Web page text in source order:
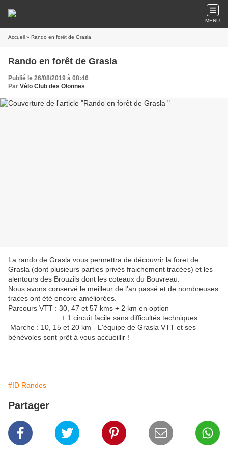
MENU
Accueil » Rando en forêt de Grasla
Rando en forêt de Grasla
Publié le 26/08/2019 à 08:46
Par Vélo Club des Olonnes
La rando de Grasla vous permettra de découvrir la foret de
Grasla (dont plusieurs parties privés fraichement tracées) et les
alentours des Brouzils dont les coteaux du Bouvreau.
Nous avons conservé le meilleur de l'an passé et de nombreuses
traces ont été encore améliorées.
Parcours VTT : 30, 47 et 57 kms + 2 km en option
+ 1 circuit facile sans difficultés techniques
Marche : 10, 15 et 20 km - L'équipe de Grasla VTT et ses
bénévoles sont prêt à vous accueillir !
#ID Randos
Partager